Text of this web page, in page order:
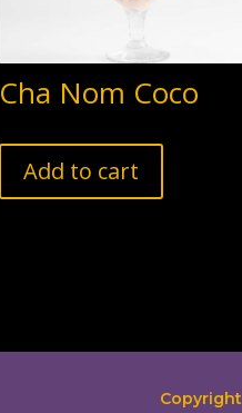
Cha Nom Coco
Add to cart
Copyright